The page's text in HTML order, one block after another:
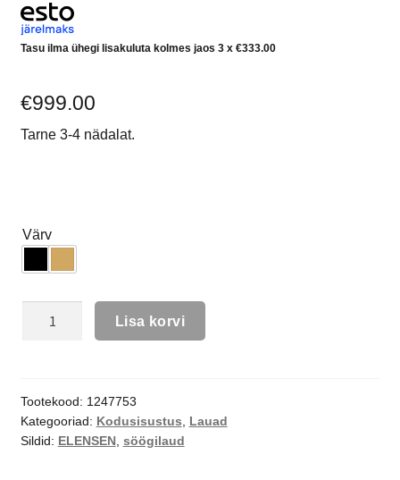
Tasu ilma ühegi lisakuluta kolmes jaos 3 x €333.00
€999.00
Tarne 3-4 nädalat.
Värv
Lisa korvi
Tootekood: 1247753
Kategooriad: Kodusisustus, Lauad
Sildid: ELENSEN, söögilaud